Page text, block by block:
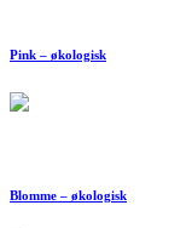
Pink – økologisk
Blomme – økologisk